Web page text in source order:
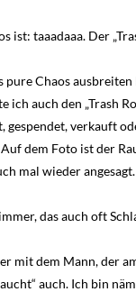
ist: taaadaaa. Der
pure Chaos
auch den „Trash
gespendet, verkauft
dem Foto ist der
mal wieder
das auch oft
mit dem Mann, der
auch. Ich bin